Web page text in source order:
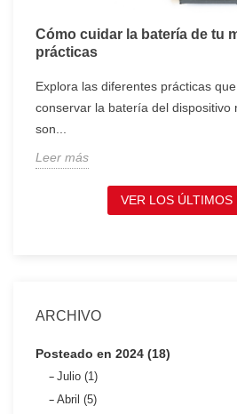
Cómo cuidar la batería de tu
prácticas
Explora las diferentes prácticas
conservar la batería del dispositivo
son...
Leer más
VER LOS ÚLTIMOS
ARCHIVO
Posteado en 2024 (18)
Julio (1)
Abril (5)